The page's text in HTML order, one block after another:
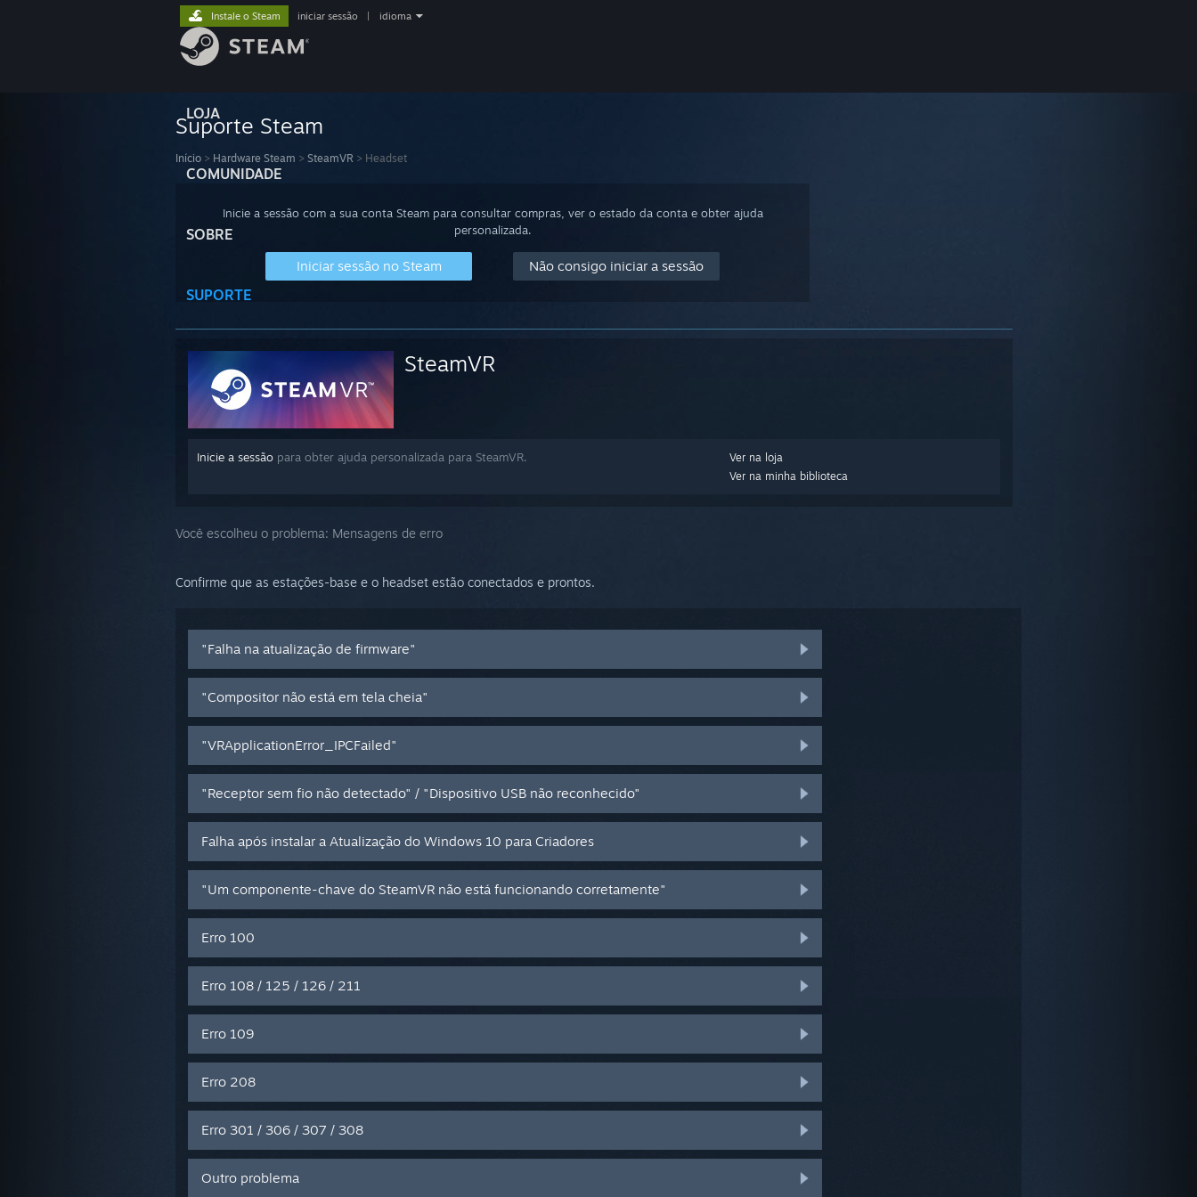
LOJA
COMUNIDADE
SOBRE
SUPORTE
Instale o Steam iniciar sessão idioma
Suporte Steam
Início > Hardware Steam > SteamVR > Headset
Inicie a sessão com a sua conta Steam para consultar compras, ver o estado da conta e obter ajuda
personalizada.
Iniciar sessão no Steam Não consigo iniciar a sessão
SteamVR
Ver na loja
Ver na minha biblioteca
Inicie a sessão para obter ajuda personalizada para SteamVR.
Você escolheu o problema: Mensagens de erro
Confirme que as estações-base e o headset estão conectados e prontos.
"Falha na atualização de firmware"
"Compositor não está em tela cheia"
"VRApplicationError_IPCFailed"
"Receptor sem fio não detectado" / "Dispositivo USB não reconhecido"
Falha após instalar a Atualização do Windows 10 para Criadores
"Um componente-chave do SteamVR não está funcionando corretamente"
Erro 100
Erro 108 / 125 / 126 / 211
Erro 109
Erro 208
Erro 301 / 306 / 307 / 308
Outro problema